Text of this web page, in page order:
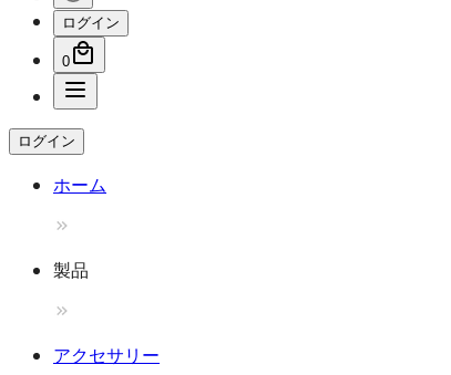
ログイン
0
ログイン
ホーム
製品
アクセサリー